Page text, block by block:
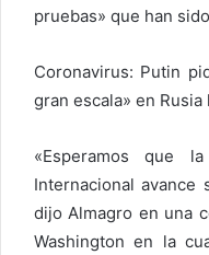
pruebas» que han
Coronavirus: Putin
gran escala» en
«Esperamos que
Internacional avance
dijo Almagro en una
Washington en la